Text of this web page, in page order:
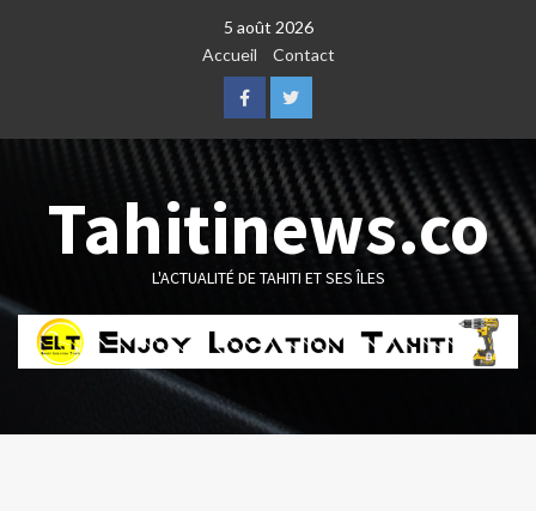
5 août 2026
Accueil
Contact
FacebookTwitter
Tahitinews.co
L'ACTUALITÉ DE TAHITI ET SES ÎLES